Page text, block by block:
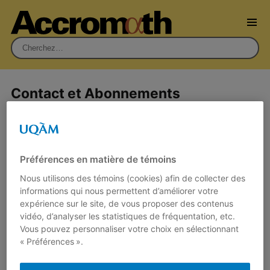
Rechercher :
Contact et Abonnements
bienvenues. Merci de nous écrire à
soumettre, pour vous abonner à la revue ou pour
abonner à l’infolettre, merci de compléter le
formulaire.
Vous pouvez également nous contacter par la
poste à :
Institut des sciences mathématiques
Préférences en matière de témoins
Nous utilisons des témoins (cookies) afin de collecter des
informations qui nous permettent d’améliorer votre
expérience sur le site, de vous proposer des contenus
vidéo, d’analyser les statistiques de fréquentation, etc.
Vous pouvez personnaliser votre choix en sélectionnant
« Préférences ».